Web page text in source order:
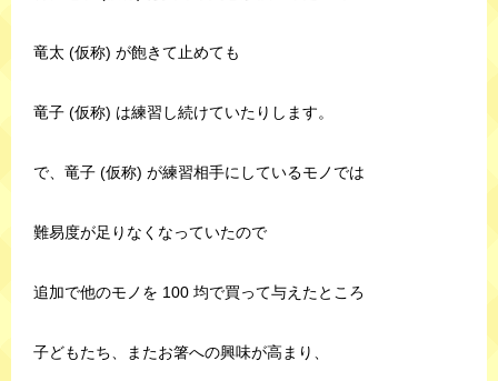
竜太 (仮称) が飽きて止めても
竜子 (仮称) は練習し続けていたりします。
で、竜子 (仮称) が練習相手にしているモノでは
難易度が足りなくなっていたので
追加で他のモノを 100 均で買って与えたところ
子どもたち、またお箸への興味が高まり、